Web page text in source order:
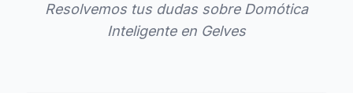
Resolvemos tus dudas sobre Domótica
Inteligente en Gelves